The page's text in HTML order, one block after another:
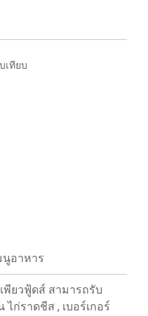
เทียบ
นูอาหาร
พียวฟู้ดส์ สามารถรับ
ก่ราดชีส , เบอร์เกอร์